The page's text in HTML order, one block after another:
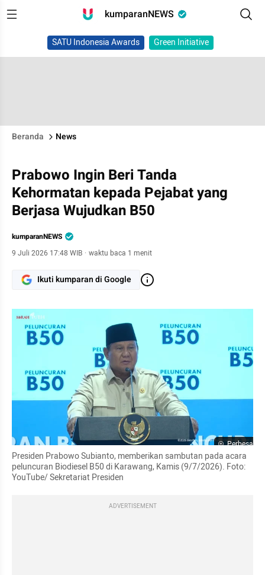
kumparanNEWS
SATU Indonesia Awards Green Initiative
Beranda News
Prabowo Ingin Beri Tanda
Kehormatan kepada Pejabat yang
Berjasa Wujudkan B50
kumparanNEWS
9 Juli 2026 17:48 WIB · waktu baca 1 menit
Ikuti kumparan di Google
Perbesar
Presiden Prabowo Subianto, memberikan sambutan pada acara
peluncuran Biodiesel B50 di Karawang, Kamis (9/7/2026). Foto:
YouTube/ Sekretariat Presiden
ADVERTISEMENT